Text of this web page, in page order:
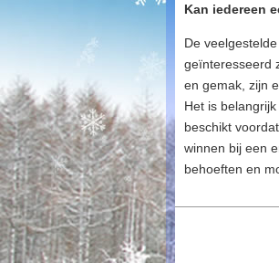
Kan iedereen
De
geïnteresseerd
en gemak, zijn
Het is
beschikt
winnen bij een
behoeften en